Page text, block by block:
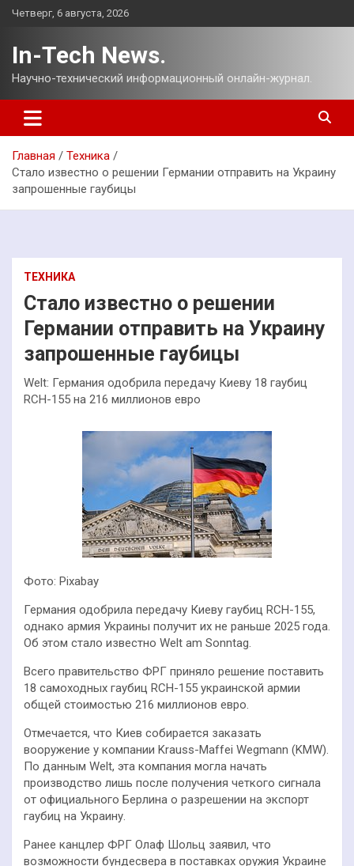
Перейти
Четверг, 6 августа, 2026
In-Tech News.
Научно-технический информационный онлайн-журнал.
Главная
Техника
Стало известно о решении Германии отправить на Украину
запрошенные гаубицы
ТЕХНИКА
Стало известно о решении
Германии отправить на Украину
запрошенные гаубицы
Welt: Германия одобрила передачу Киеву 18 гаубиц
RCH-155 на 216 миллионов евро
Фото: Pixabay
Германия одобрила передачу Киеву гаубиц RCH-155,
однако армия Украины получит их не раньше 2025 года.
Об этом стало известно Welt am Sonntag.
Всего правительство ФРГ приняло решение поставить
18 самоходных гаубиц RCH-155 украинской армии
общей стоимостью 216 миллионов евро.
Отмечается, что Киев собирается заказать
вооружение у компании Krauss-Maffei Wegmann (KMW).
По данным Welt, эта компания могла начать
производство лишь после получения четкого сигнала
от официального Берлина о разрешении на экспорт
гаубиц на Украину.
Ранее канцлер ФРГ Олаф Шольц заявил, что
возможности бундесвера в поставках оружия Украине